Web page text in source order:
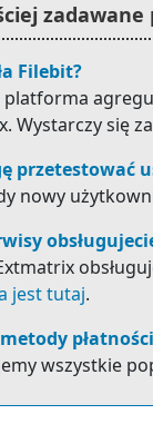
zadawane
Filebit?
platforma
Wystarczy się
przetestować
nowy
jest tutaj.
wszystkie